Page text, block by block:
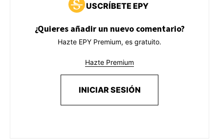
USCRÍBETE EPY
¿Quieres añadir un nuevo comentario?
Hazte EPY Premium, es gratuito.
Hazte Premium
INICIAR SESIÓN